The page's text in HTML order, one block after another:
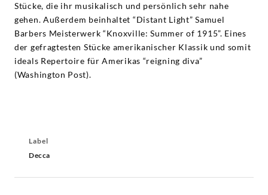
Stücke, die ihr musikalisch und persönlich sehr nahe
gehen. Außerdem beinhaltet “Distant Light” Samuel
Barbers Meisterwerk “Knoxville: Summer of 1915”. Eines
der gefragtesten Stücke amerikanischer Klassik und somit
ideals Repertoire für Amerikas “reigning diva”
(Washington Post).
Label
Decca